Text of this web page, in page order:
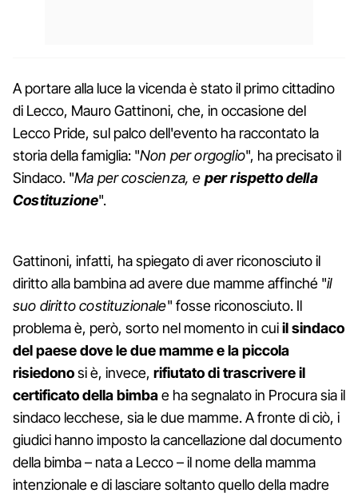
A portare alla luce la vicenda è stato il primo cittadino
di Lecco, Mauro Gattinoni, che, in occasione del
Lecco Pride, sul palco dell'evento ha raccontato la
storia della famiglia: "Non per orgoglio", ha precisato il
Sindaco. "Ma per coscienza, e per rispetto della
Costituzione".
Gattinoni, infatti, ha spiegato di aver riconosciuto il
diritto alla bambina ad avere due mamme affinché "il
suo diritto costituzionale" fosse riconosciuto. Il
problema è, però, sorto nel momento in cuiil sindaco
del paese dove le due mamme e la piccola
risiedonosi è, invece, rifiutato di trascrivere il
certificato della bimbae ha segnalato in Procura sia il
sindaco lecchese, sia le due mamme. A fronte di ciò, i
giudici hanno imposto la cancellazione dal documento
della bimba – nata a Lecco – il nome della mamma
intenzionale e di lasciare soltanto quello della madre